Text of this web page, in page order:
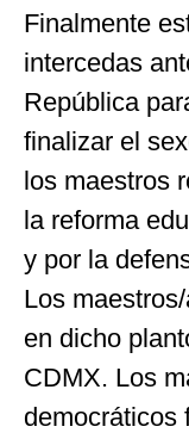
Finalmente
intercedas
República
finalizar el
los maestros
la reforma
y por la
Los
en dicho
CDMX. Los
democráticos